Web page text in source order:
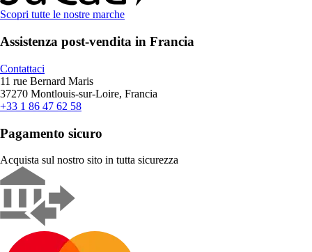
Scopri tutte le nostre marche
Assistenza post-vendita in Francia
Contattaci
11 rue Bernard Maris
37270 Montlouis-sur-Loire, Francia
+33 1 86 47 62 58
Pagamento sicuro
Acquista sul nostro sito in tutta sicurezza